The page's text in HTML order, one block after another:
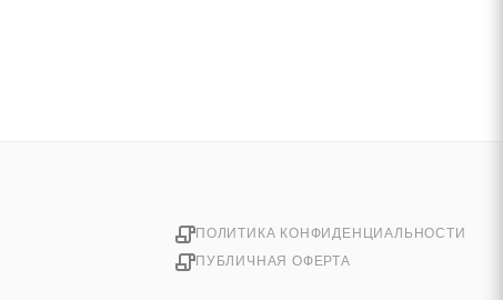
ПОЛИТИКА КОНФИДЕНЦИАЛЬНОСТИ
ПУБЛИЧНАЯ ОФЕРТА